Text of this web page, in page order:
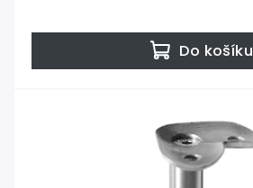
Do košíku